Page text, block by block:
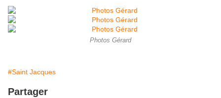
Photos Gérard
#Saint Jacques
Partager